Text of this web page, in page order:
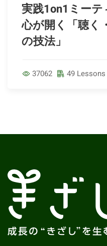
実践1on1ミー
心が開く「聴く
の技法」
37062 49 Lessons